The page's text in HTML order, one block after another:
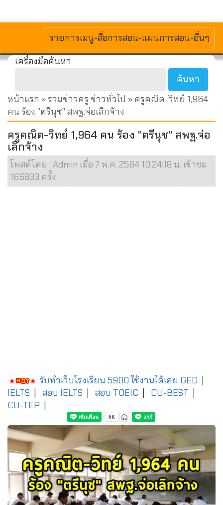
MENU
รายการเมนู-สื่อการสอน-แผนการสอน-อื่นๆ
เครื่องมือค้นหา
หน้าแรก »รวมข่าวครู ข่าวทั่วไป » ครูคณิต-วิทย์ 1,964
คน ร้อง "ตรีนุช" สพฐ.จ่อเลิกจ้าง
ครูคณิต-วิทย์ 1,964 คน ร้อง "ตรีนุช" สพฐ.จ่อ
เลิกจ้าง
โพสต์โดย : Admin เมื่อ 7 พ.ค. 2564 10:24:18 น. เข้าชม
166833 ครั้ง
รับทำเว็บโรงเรียน 5900 ใช้งานได้เลย GED
IELTS
สอบ IELTS สอบ TOEIC CU-BEST
CU-TEP